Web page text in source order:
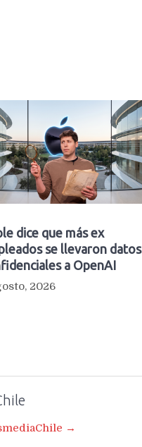
dice que más ex
se llevaron datos
a OpenAI
2026
→